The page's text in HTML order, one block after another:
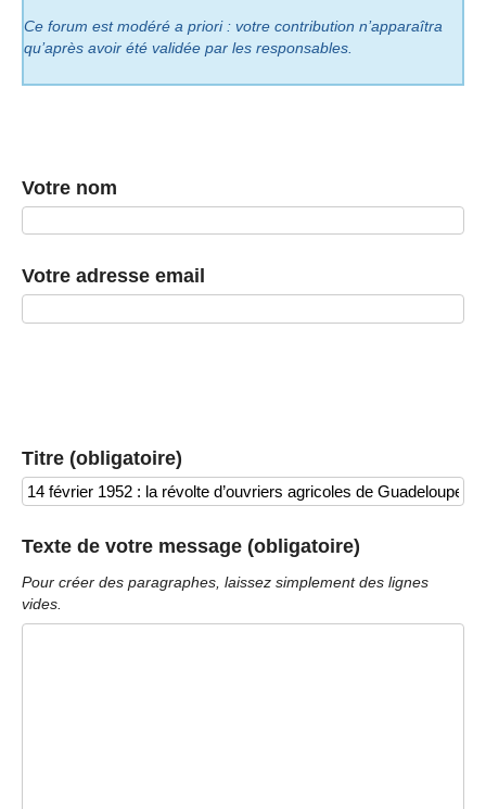
Ce forum est modéré a priori : votre contribution n’apparaîtra
qu’après avoir été validée par les responsables.
Votre nom
Votre adresse email
Titre (obligatoire)
Texte de votre message (obligatoire)
Pour créer des paragraphes, laissez simplement des lignes
vides.